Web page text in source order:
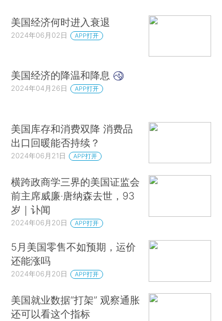
美国经济何时进入衰退
2024年06月02日 APP打开
美国经济的降温和降息
2024年04月26日 APP打开
美国库存和消费双降 消费品
出口回暖能否持续？
2024年06月21日 APP打开
横跨政商学三界的美国证监会
前主席威廉·唐纳森去世，93
岁｜讣闻
2024年06月20日 APP打开
5月美国零售不如预期，运价
还能涨吗
2024年06月20日 APP打开
美国就业数据“打架” 观察通胀
还可以看这个指标